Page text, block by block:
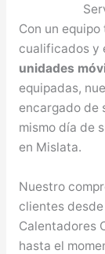
Con un
cualificados y
unidades
equipadas,
encargado de
mismo día de
en Mislata.
Nuestro
clientes
Calentadores
hasta el